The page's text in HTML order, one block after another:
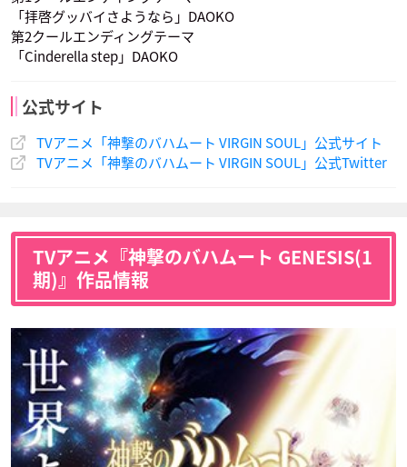
声優：小野賢章
「拝啓グッバイさようなら」DAOKO
第2クールエンディングテーマ
「Cinderella step」DAOKO
公式サイト
TVアニメ「神撃のバハムート VIRGIN SOUL」公式サイト
TVアニメ「神撃のバハムート VIRGIN SOUL」公式Twitter
TVアニメ『神撃のバハムート GENESIS(1
期)』作品情報